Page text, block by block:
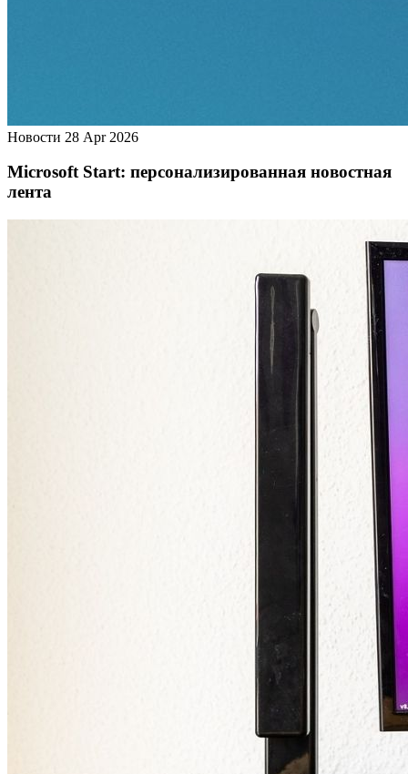
Новости 28 Apr 2026
Microsoft Start: персонализированная новостная
лента